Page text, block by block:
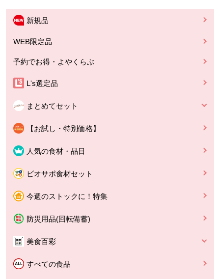
新規品
WEB限定品
予約でお得・よやくらぶ
L's選定品
まとめてセット
【お試し・特別価格】
人気の食材・品目
ビオサポ食材セット
今週のストックに！特集
防災用品(回転備蓄)
美食百彩
すべての食品